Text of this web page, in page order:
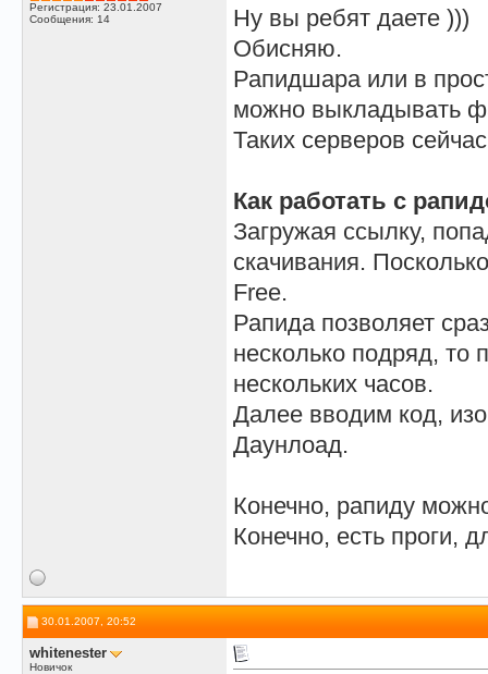
Регистрация: 23.01.2007
Сообщения: 14
Ну вы ребят даете )))
Обисняю.
Рапидшара или в
можно выкладывать
Таких серверов
Как работать с
Загружая ссылку,
скачивания.
Free.
Рапида позволяет
несколько подряд, то
нескольких часов.
Далее вводим код,
Даунлоад.
Конечно, рапиду
Конечно, есть проги,
30.01.2007, 20:52
whitenester
Новичок